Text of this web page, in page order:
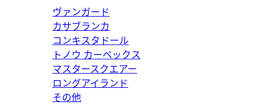
ヴァンガード
カサブランカ
コンキスタドール
トノウ カーベックス
マスタースクエアー
ロングアイランド
その他